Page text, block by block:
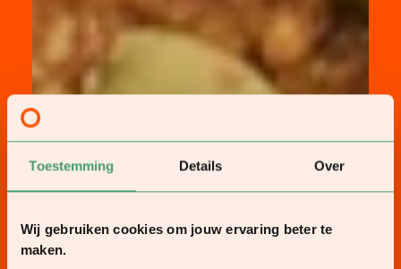
Toestemming Details Over
Wij gebruiken cookies om jouw ervaring beter te
maken.